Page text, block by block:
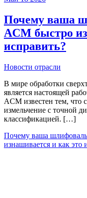
Почему ваша
ACM быстро
исправить?
Новости отрасли
В мире обработки
является настоящей
ACM известен тем, что
измельчение с точной
классификацией. […]
Почему ваша
изнашивается и как это